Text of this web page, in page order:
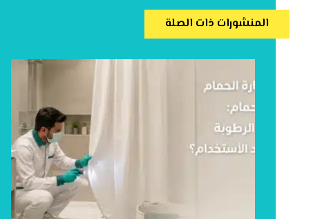
المنشورات ذات الصلة